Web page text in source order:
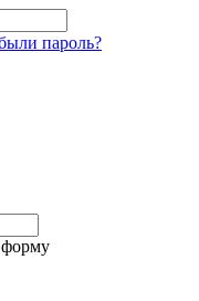
пароль?